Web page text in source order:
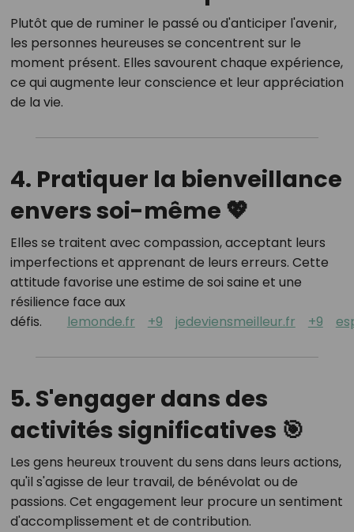
Plutôt que de ruminer le passé ou d'anticiper l'avenir,
les personnes heureuses se concentrent sur le
moment présent. Elles savourent chaque expérience,
ce qui augmente leur conscience et leur appréciation
de la vie.
4. Pratiquer la bienveillance
envers soi-même 💖
Elles se traitent avec compassion, acceptant leurs
imperfections et apprenant de leurs erreurs. Cette
attitude favorise une estime de soi saine et une
résilience face aux
défis.
lemonde.fr +9 jedeviensmeilleur.fr +9
5. S'engager dans des
activités significatives 🎯
Les gens heureux trouvent du sens dans leurs actions,
qu'il s'agisse de leur travail, de bénévolat ou de
passions. Cet engagement leur procure un sentiment
d'accomplissement et de contribution.